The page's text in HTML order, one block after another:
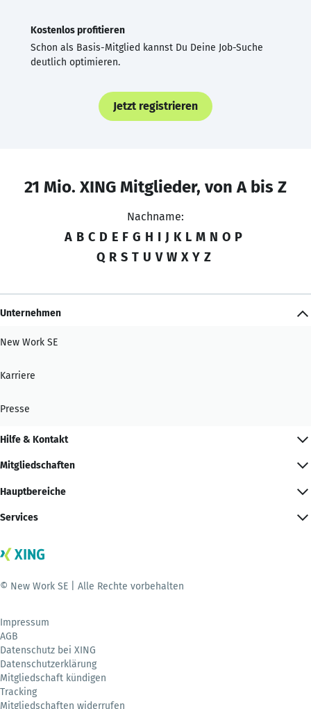
Kostenlos profitieren
Schon als Basis-Mitglied kannst Du Deine Job-Suche
deutlich optimieren.
Jetzt registrieren
21 Mio. XING Mitglieder, von A bis Z
Nachname:
A B C D E F G H I J K L M N O P
Q R S T U V W X Y Z
Unternehmen
New Work SE
Karriere
Presse
Hilfe & Kontakt
Mitgliedschaften
Hauptbereiche
Services
© New Work SE | Alle Rechte vorbehalten
Impressum
AGB
Datenschutz bei XING
Datenschutzerklärung
Mitgliedschaft kündigen
Tracking
Mitgliedschaften widerrufen